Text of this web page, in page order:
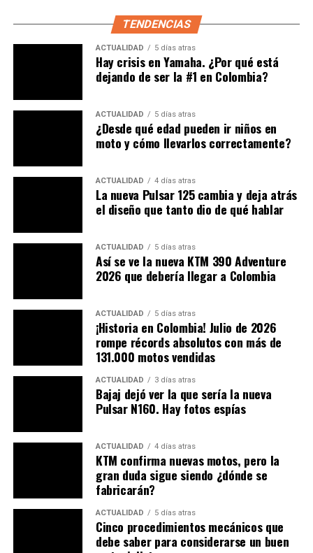
grande que hace BMW con su sistema de escape,
especialmente su silenciador.
En cuanto al diseño de la motocicleta, vemos
modificaciones en el chasis multitubular
cambio de motor tendrá que variar la forma de este por
otras figuras, sin embargo,los elementos que no se
vieron afectados fueron: el cardan, frenos y
suspensiones.
La pantalla TFT de 10,25 se espera que
se vuelva un elemento de serie, así como la detección de
ángulo, la iluminación en curvas y el control de crucero.
TENDENCIAS
ACTUALIDAD 5 días atras
Hay crisis en Yamaha. ¿Por qué está
dejando de ser la #1 en Colombia?
ACTUALIDAD 5 días atras
¿Desde qué edad pueden ir niños en
moto y cómo llevarlos correctamente?
ACTUALIDAD 4 días atras
La nueva Pulsar 125 cambia y deja atrás
el diseño que tanto dio de qué hablar
ACTUALIDAD 5 días atras
Así se ve la nueva KTM 390 Adventure
2026 que debería llegar a Colombia
ACTUALIDAD 5 días atras
¡Historia en Colombia! Julio de 2026
rompe récords absolutos con más de
131.000 motos vendidas
ACTUALIDAD 3 días atras
Bajaj dejó ver la que sería la nueva
Pulsar N160. Hay fotos espías
ACTUALIDAD 4 días atras
KTM confirma nuevas motos, pero la
gran duda sigue siendo ¿dónde se
fabricarán?
ACTUALIDAD 5 días atras
Cinco procedimientos mecánicos que
debe saber para considerarse un buen